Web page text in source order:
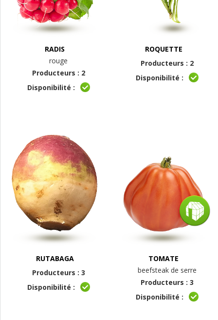
RADIS
rouge
Producteurs : 2
Disponibilité :
ROQUETTE
Producteurs : 2
Disponibilité :
RUTABAGA
Producteurs : 3
Disponibilité :
TOMATE
beefsteak de serre
Producteurs : 3
Disponibilité :